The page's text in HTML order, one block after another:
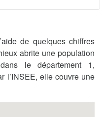
de quelques chiffres
abrite une population
le département 1,
l’INSEE, elle couvre une